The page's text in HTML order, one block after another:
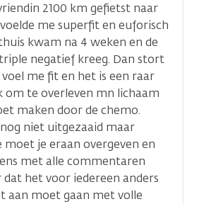
2100 km gefietst naar
me superfit en euforisch
kwam na 4 weken en de
negatief kreeg. Dan stort
voel me fit en het is een raar
om te overleven mn lichaam
maken door de chemo.
niet uitgezaaid maar
moet je eraan overgeven en
met alle commentaren
het voor iedereen anders
aan moet gaan met volle